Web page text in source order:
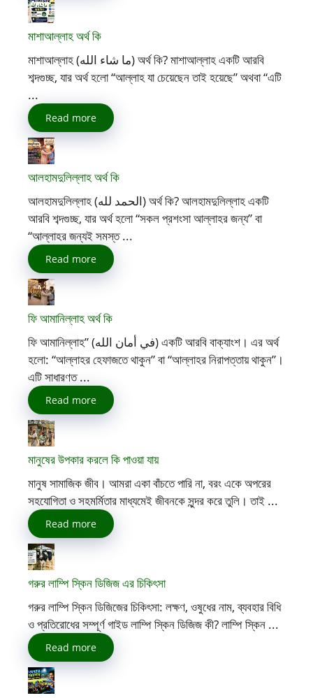
মাশাআল্লাহ অর্থ কি
মাশাআল্লাহ (ما شاء الله) অর্থ কি? মাশাআল্লাহ একটি আরবি
শব্দগুচ্ছ, যার অর্থ হলো “আল্লাহ যা চেয়েছেন তাই হয়েছে” অথবা “এটি
...
Read more
আলহামদুলিল্লাহ অর্থ কি
আলহামদুলিল্লাহ (الحمد لله) অর্থ কি? আলহামদুলিল্লাহ একটি
আরবি শব্দগুচ্ছ, যার অর্থ হলো “সকল প্রশংসা আল্লাহর জন্য” বা
“আল্লাহর জন্যই সমস্ত ...
Read more
ফি আমানিল্লাহ অর্থ কি
ফি আমানিল্লাহ” (في أمان الله) একটি আরবি বাক্যাংশ। এর অর্থ
হলো: “আল্লাহর হেফাজতে থাকুন” বা “আল্লাহর নিরাপত্তায় থাকুন”।
এটি সাধারণত ...
Read more
মানুষের উপকার করলে কি পাওয়া যায়
মানুষ সামাজিক জীব। আমরা একা বাঁচতে পারি না, বরং একে অপরের
সহযোগিতা ও সহমর্মিতার মাধ্যমেই জীবনকে সুন্দর করে তুলি। তাই ...
Read more
গরুর লাম্পি স্কিন ডিজিজ এর চিকিৎসা
গরুর লাম্পি স্কিন ডিজিজের চিকিৎসা: লক্ষণ, ওষুধের নাম, ব্যবহার বিধি
ও প্রতিরোধের সম্পূর্ণ গাইড লাম্পি স্কিন ডিজিজ কী? লাম্পি স্কিন ...
Read more